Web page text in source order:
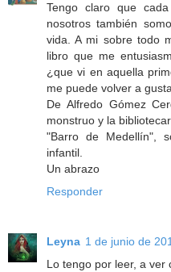
Tengo claro que
nosotros también
vida. A mi sobre todo
libro que me
¿que vi en aquella
me puede volver a
De Alfredo Gómez
monstruo y la
"Barro de Medellín",
infantil.
Un abrazo
Responder
Leyna 1 de junio de
Lo tengo por leer, a ver